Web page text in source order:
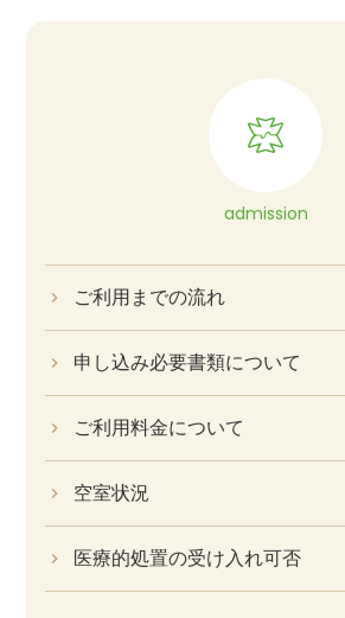
admission
ご利用までの流れ
申し込み必要書類について
ご利用料金について
空室状況
医療的処置の受け入れ可否